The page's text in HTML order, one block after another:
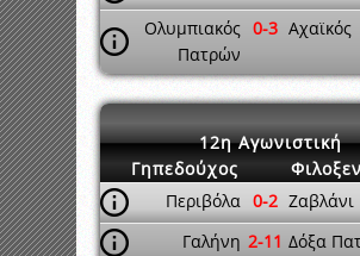
Ολυμπιακός
Πατρών
0-3 Αχαϊκός
12η Αγωνιστική
Γηπεδούχος
Περιβόλα 0-2 Ζαβλάνι
Γαλήνη 2-11 Δόξα